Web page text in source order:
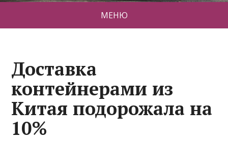
МЕНЮ
Доставка
контейнерами из
Китая подорожала на
10%